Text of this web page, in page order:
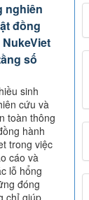
nghiên
đồng
số
sinh
cứu và
toàn thông
hành
trong việc
cáo và
lỗ hổng
đóng